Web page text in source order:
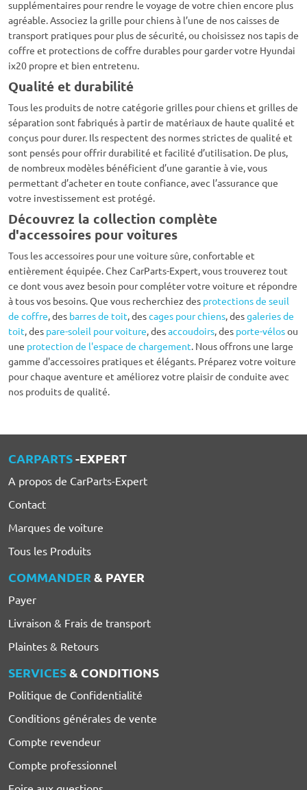
supplémentaires pour rendre le voyage de votre chien encore plus
agréable. Associez la grille pour chiens à l’une de nos caisses de
transport pratiques pour plus de sécurité, ou choisissez nos tapis de
coffre et protections de coffre durables pour garder votre Hyundai
ix20 propre et bien entretenu.
Qualité et durabilité
Tous les produits de notre catégorie grilles pour chiens et grilles de
séparation sont fabriqués à partir de matériaux de haute qualité et
conçus pour durer. Ils respectent des normes strictes de qualité et
sont pensés pour offrir durabilité et facilité d’utilisation. De plus,
de nombreux modèles bénéficient d’une garantie à vie, vous
permettant d’acheter en toute confiance, avec l’assurance que
votre investissement est protégé.
Découvrez la collection complète
d'accessoires pour voitures
Tous les accessoires pour une voiture sûre, confortable et
entièrement équipée. Chez CarParts-Expert, vous trouverez tout
ce dont vous avez besoin pour compléter votre voiture et répondre
à tous vos besoins. Que vous recherchiez des protections de seuil
de coffre, des barres de toit, descages pour chiens, desgaleries de
toit, des pare-soleil pour voiture, desaccoudoirs, des porte-vélosou
une protection de l'espace de chargement. Nous offrons une large
gamme d'accessoires pratiques et élégants. Préparez votre voiture
pour chaque aventure et améliorez votre plaisir de conduite avec
nos produits de qualité.
CARPARTS-EXPERT
A propos de CarParts-Expert
Contact
Marques de voiture
Tous les Produits
COMMANDER & PAYER
Payer
Livraison & Frais de transport
Plaintes & Retours
SERVICES& CONDITIONS
Politique de Confidentialité
Conditions générales de vente
Compte revendeur
Compte professionnel